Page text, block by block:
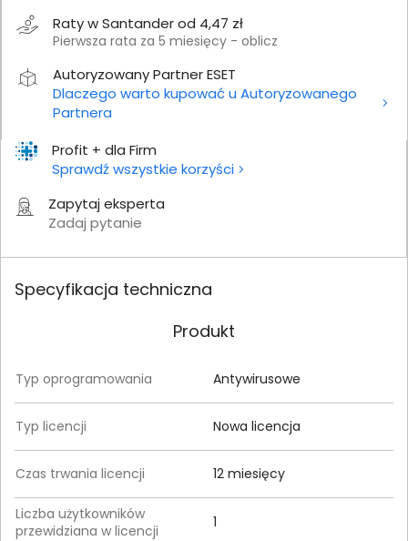
Profit + dla Firm
Sprawdź wszystkie korzyści
Zapytaj eksperta
Zadaj pytanie
Raty w Santander od 4,47 zł
Pierwsza rata za 5 miesięcy - oblicz
Autoryzowany Partner ESET
Dlaczego warto kupować u Autoryzowanego
Partnera
Specyfikacja techniczna
Produkt
Typ oprogramowania Antywirusowe
Typ licencji Nowa licencja
Czas trwania licencji 12 miesięcy
Liczba użytkowników
przewidziana w licencji
1